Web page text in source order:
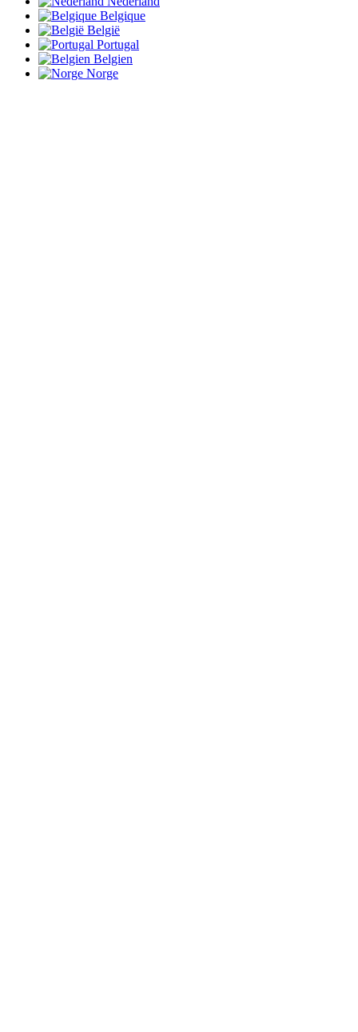
Belgique
België
Portugal
Belgien
Norge